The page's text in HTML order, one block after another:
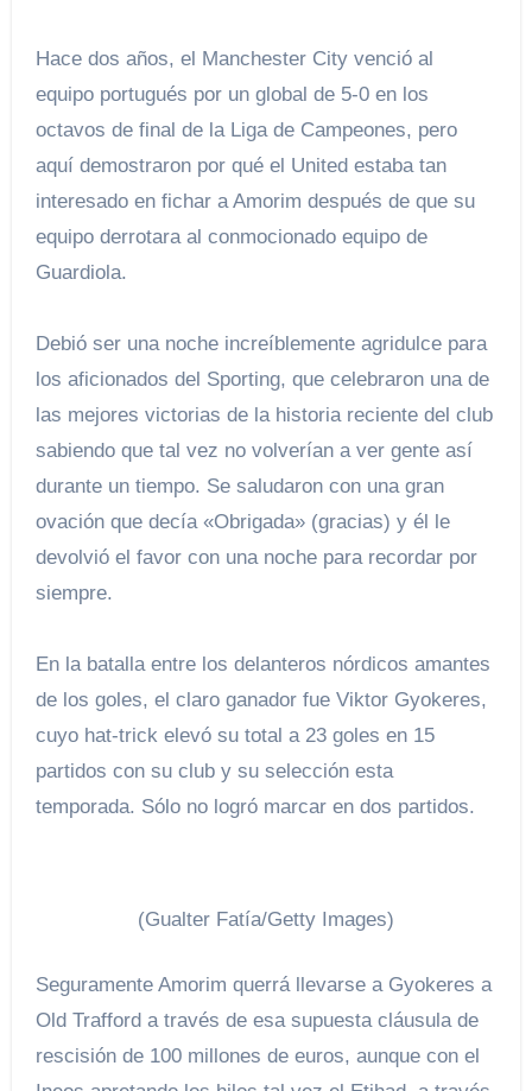
Hace dos años, el Manchester City venció al
equipo portugués por un global de 5-0 en los
octavos de final de la Liga de Campeones, pero
aquí demostraron por qué el United estaba tan
interesado en fichar a Amorim después de que su
equipo derrotara al conmocionado equipo de
Guardiola.
Debió ser una noche increíblemente agridulce para
los aficionados del Sporting, que celebraron una de
las mejores victorias de la historia reciente del club
sabiendo que tal vez no volverían a ver gente así
durante un tiempo. Se saludaron con una gran
ovación que decía «Obrigada» (gracias) y él le
devolvió el favor con una noche para recordar por
siempre.
En la batalla entre los delanteros nórdicos amantes
de los goles, el claro ganador fue Viktor Gyokeres,
cuyo hat-trick elevó su total a 23 goles en 15
partidos con su club y su selección esta
temporada. Sólo no logró marcar en dos partidos.
(Gualter Fatía/Getty Images)
Seguramente Amorim querrá llevarse a Gyokeres a
Old Trafford a través de esa supuesta cláusula de
rescisión de 100 millones de euros, aunque con el